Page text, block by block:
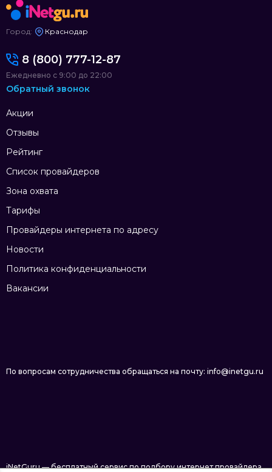
Город: Краснодар
Акции
Отзывы
Рейтинг
Список провайдеров
Зона охвата
Тарифы
Провайдеры интернета по адресу
Новости
Политика конфиденциальности
Вакансии
8 (800) 777-12-87
Ежедневно с 9:00 до 22:00
Обратный звонок
По вопросам сотрудничества обращаться на почту: info@inetgu.ru
iNetGuru — бесплатный сервис по подбору интернет провайдера